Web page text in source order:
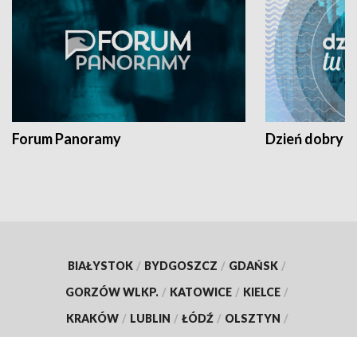
Forum Panoramy Dzień dobry
BIAŁYSTOK / BYDGOSZCZ / GDAŃSK /
GORZÓW WLKP. / KATOWICE / KIELCE /
KRAKÓW / LUBLIN / ŁÓDŹ / OLSZTYN /